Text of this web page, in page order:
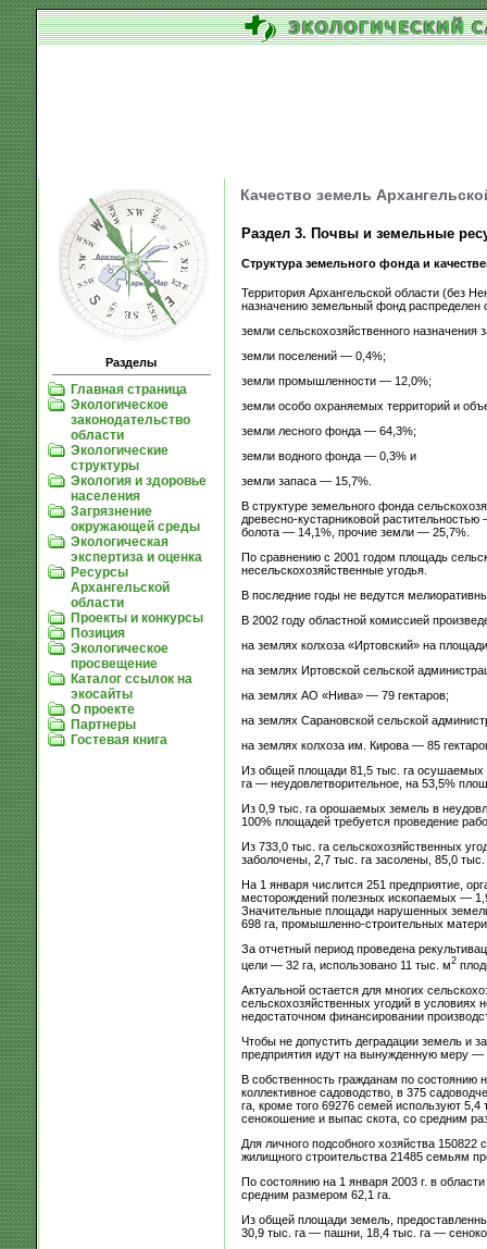
Разделы
Главная страница
Экологическое
законодательство
области
Экологические
структуры
Экология и здоровье
населения
Загрязнение
окружающей среды
Экологическая
экспертиза и оценка
Ресурсы
Архангельской
области
Проекты и конкурсы
Позиция
Экологическое
просвещение
Каталог ссылок на
экосайты
О проекте
Партнеры
Гостевая книга
Качество земель
Раздел 3. Почвы и земельные
Структура земельного фонда и
Территория Архангельской области (без
назначению земельный фонд
земли сельскохозяйственного назначения
земли поселений — 0,4%;
земли промышленности — 12,0%;
земли особо охраняемых территорий и
земли лесного фонда — 64,3%;
земли водного фонда — 0,3% и
земли запаса — 15,7%.
В структуре земельного фонда
древесно-кустарниковой
болота — 14,1%, прочие земли — 25,7%.
По сравнению с 2001 годом площадь
несельскохозяйственные угодья.
В последние годы не ведутся
В 2002 году областной комиссией
на землях колхоза «Иртовский» на
на землях Иртовской сельской
на землях АО «Нива» — 79 гектаров;
на землях Сарановской сельской
на землях колхоза им. Кирова — 85
Из общей площади 81,5 тыс. га осушаемых
га — неудовлетворительное, на 53,5%
Из 0,9 тыс. га орошаемых земель в
100% площадей требуется проведение
Из 733,0 тыс. га сельскохозяйственных
заболочены, 2,7 тыс. га засолены, 85,0
На 1 января числится 251 предприятие,
месторождений полезных ископаемых —
Значительные площади нарушенных
698 га, промышленно-строительных
За отчетный период проведена
цели — 32 га, использовано 11 тыс. м2
Актуальной остается для многих
сельскохозяйственных угодий в условиях
недостаточном финансировании
Чтобы не допустить деградации земель и
предприятия идут на вынужденную меру —
В собственность гражданам по состоянию
коллективное садоводство, в 375
га, кроме того 69276 семей используют
сенокошение и выпас скота, со средним
Для личного подсобного хозяйства
жилищного строительства 21485 семьям
По состоянию на 1 января 2003 г. в
средним размером 62,1 га.
Из общей площади земель,
30,9 тыс. га — пашни, 18,4 тыс. га —